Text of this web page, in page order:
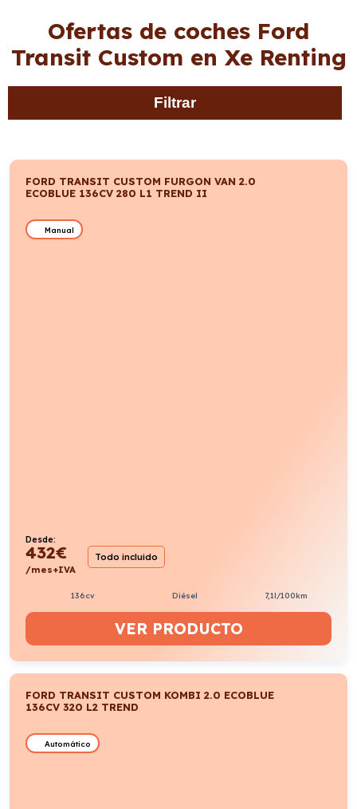
Ofertas de coches Ford
Transit Custom en Xe Renting
Filtrar
FORD TRANSIT CUSTOM FURGON VAN 2.0
ECOBLUE 136CV 280 L1 TREND II
Manual
Desde:
432€
/mes+IVA
Todo incluido
136cv Diésel 7,1l/100km
VER PRODUCTO
FORD TRANSIT CUSTOM KOMBI 2.0 ECOBLUE
136CV 320 L2 TREND
Automático